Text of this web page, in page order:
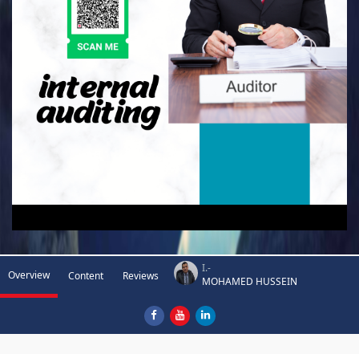
Overview Content Reviews
I.-
MOHAMED HUSSEIN